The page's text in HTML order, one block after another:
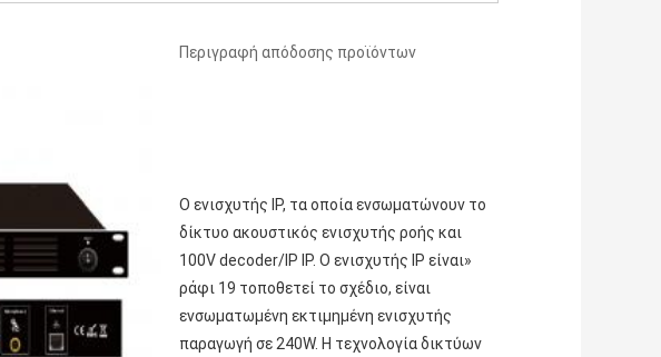
Περιγραφή απόδοσης προϊόντων
Ο ενισχυτής IP, τα οποία ενσωματώνουν το
δίκτυο ακουστικός ενισχυτής ροής και
100V decoder/IP IP. Ο ενισχυτής IP είναι»
ράφι 19 τοποθετεί το σχέδιο, είναι
ενσωματωμένη εκτιμημένη ενισχυτής
παραγωγή σε 240W. Η τεχνολογία δικτύων